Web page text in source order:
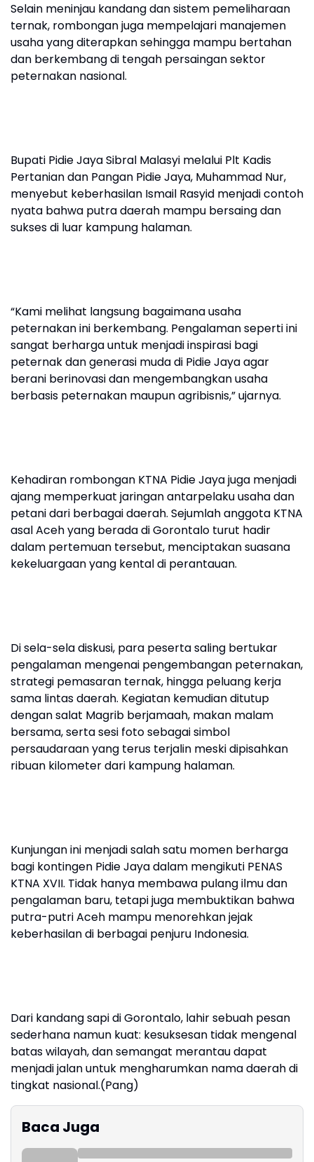
Selain meninjau kandang dan sistem pemeliharaan
ternak, rombongan juga mempelajari manajemen
usaha yang diterapkan sehingga mampu bertahan
dan berkembang di tengah persaingan sektor
peternakan nasional.
Bupati Pidie Jaya Sibral Malasyi melalui Plt Kadis
Pertanian dan Pangan Pidie Jaya, Muhammad Nur,
menyebut keberhasilan Ismail Rasyid menjadi contoh
nyata bahwa putra daerah mampu bersaing dan
sukses di luar kampung halaman.
“Kami melihat langsung bagaimana usaha
peternakan ini berkembang. Pengalaman seperti ini
sangat berharga untuk menjadi inspirasi bagi
peternak dan generasi muda di Pidie Jaya agar
berani berinovasi dan mengembangkan usaha
berbasis peternakan maupun agribisnis,” ujarnya.
Kehadiran rombongan KTNA Pidie Jaya juga menjadi
ajang memperkuat jaringan antarpelaku usaha dan
petani dari berbagai daerah. Sejumlah anggota KTNA
asal Aceh yang berada di Gorontalo turut hadir
dalam pertemuan tersebut, menciptakan suasana
kekeluargaan yang kental di perantauan.
Di sela-sela diskusi, para peserta saling bertukar
pengalaman mengenai pengembangan peternakan,
strategi pemasaran ternak, hingga peluang kerja
sama lintas daerah. Kegiatan kemudian ditutup
dengan salat Magrib berjamaah, makan malam
bersama, serta sesi foto sebagai simbol
persaudaraan yang terus terjalin meski dipisahkan
ribuan kilometer dari kampung halaman.
Kunjungan ini menjadi salah satu momen berharga
bagi kontingen Pidie Jaya dalam mengikuti PENAS
KTNA XVII. Tidak hanya membawa pulang ilmu dan
pengalaman baru, tetapi juga membuktikan bahwa
putra-putri Aceh mampu menorehkan jejak
keberhasilan di berbagai penjuru Indonesia.
Dari kandang sapi di Gorontalo, lahir sebuah pesan
sederhana namun kuat: kesuksesan tidak mengenal
batas wilayah, dan semangat merantau dapat
menjadi jalan untuk mengharumkan nama daerah di
tingkat nasional.(Pang)
Baca Juga